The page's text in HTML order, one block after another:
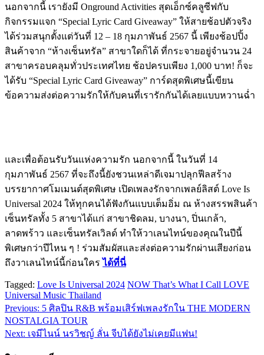
นอกจากนี้ เรายังมี Onground Activities สุดเอ็กซ์คลูซีฟกับ
กิจกรรมแจก “Special Lyric Card Giveaway” ให้สายช้อปตัวจริง
ได้ร่วมสนุกตั้งแต่วันที่ 12 – 18 กุมภาพันธ์ 2567 นี้ เพียงช้อปปิ้ง
สินค้าจาก “ห้างเซ็นทรัล” สาขาใดก็ได้ ที่กระจายอยู่จำนวน 24
สาขาครอบคลุมทั่วประเทศไทย ช้อปครบเพียง 1,000 บาท! ก็จะ
ได้รับ “Special Lyric Card Giveaway” การ์ดสุดพิเศษนี้เขียน
ข้อความส่งต่อความรักให้กับคนที่เรารักกันได้เลยแบบหวานฉ่ำ
และเพื่อต้อนรับวันแห่งความรัก นอกจากนี้ ในวันที่ 14
กุมภาพันธ์ 2567 ที่จะถึงนี้ยังชวนเหล่าดีเจมาปลุกฟีลสร้าง
บรรยากาศโมเมนต์สุดพิเศษ เปิดเพลงรักจากเพลย์ลิสต์ Love Is
Universal 2024 ให้ทุกคนได้ฟังกันแบบเต็มอิ่ม ณ ห้างสรรพสินค้า
เซ็นทรัลทั้ง 5 สาขาได้แก่ สาขาชิดลม, บางนา, ปิ่นเกล้า,
ลาดพร้าว และเซ็นทรัลเวิลด์ ทำให้วาเลนไทน์ของคุณในปีนี้
พิเศษกว่าปีไหน ๆ ! ร่วมสัมผัสและส่งต่อความรักผ่านเสียงก่อน
ถึงวาเลนไทน์นี้ก่อนใครได้ที่นี่
Tagged: Love Is Universal 2024 NOW That’s What I Call LOVE
Universal Music Thailand
แนะแนว
เรื่อง
Previous: 5 ศิลปิน R&B พร้อมเสิร์ฟเพลงรักใน THE MODERN
NOSTALGIA TOUR
Next: เจมีไนน์ นรวิชญ์ ลั่น จีบได้ยังไม่เคยมีแฟน!